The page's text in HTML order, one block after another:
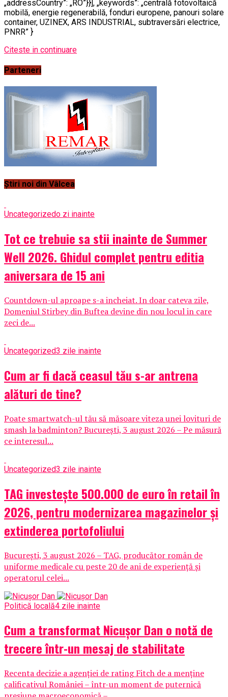
„addressCountry”: „RO”}}], „keywords”: „centrală fotovoltaică
mobilă, energie regenerabilă, fonduri europene, panouri solare
container, UZINEX, ARS INDUSTRIAL, subtraversări electrice,
PNRR” }
Citeste in continuare
Parteneri
Știri noi din Vâlcea
Uncategorizedo zi inainte
Tot ce trebuie sa stii inainte de Summer
Well 2026. Ghidul complet pentru editia
aniversara de 15 ani
Countdown-ul aproape s-a incheiat. In doar cateva zile,
Domeniul Stirbey din Buftea devine din nou locul in care
zeci de...
Uncategorized3 zile inainte
Cum ar fi dacă ceasul tău s-ar antrena
alături de tine?
Poate smartwatch-ul tău să măsoare viteza unei lovituri de
smash la badminton? București, 3 august 2026 – Pe măsură
ce interesul...
Uncategorized3 zile inainte
TAG investește 500.000 de euro în retail în
2026, pentru modernizarea magazinelor și
extinderea portofoliului
București, 3 august 2026 – TAG, producător român de
uniforme medicale cu peste 20 de ani de experiență și
operatorul celei...
Politică locală4 zile inainte
Cum a transformat Nicușor Dan o notă de
trecere într-un mesaj de stabilitate
Recenta decizie a agenției de rating Fitch de a menține
calificativul României – într-un moment de puternică